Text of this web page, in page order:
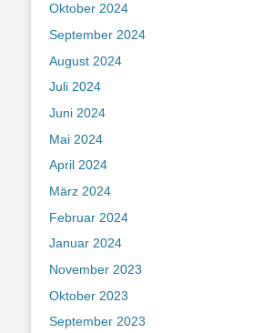
Oktober 2024
September 2024
August 2024
Juli 2024
Juni 2024
Mai 2024
April 2024
März 2024
Februar 2024
Januar 2024
November 2023
Oktober 2023
September 2023